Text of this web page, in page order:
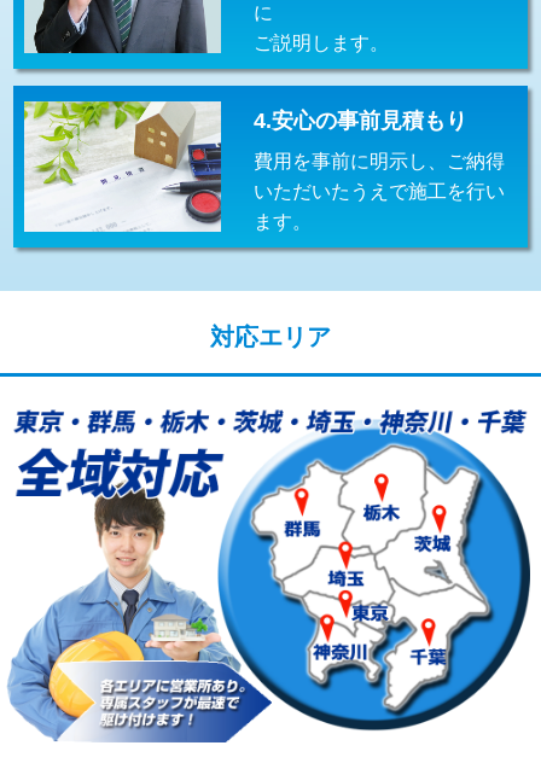
持込商品取付（混合水栓） 16,500円
持込商品取付（浄水器・分岐水栓） 16,500円
給水管工事※（ホール加工) 16,500円
給水管工事※（バンド止め) 3,300円
給水管工事※（支持金具設置)
業)
給水管工事※（塩ビ管（VP・HI）使
用/3ｍまで)
33,000円
給水管工事※（塩ビ管（VP・HI）使
用（追加）/3ｍ超え)
+8,800円
給水管工事※（ライニング鋼管・銅
管・ポリ管・HT管使用/3ｍまで)
44,000円
給水管工事※（ライニング鋼管・銅
管・ポリ管・HT管使用/3ｍ超え)
+8,800円
マス交換（土の掘削・埋め戻し作業） 11,000円~
に
ご説明します。
4.安心の事前見積もり
費用を事前に明示し、ご納得
いただいたうえで施工を行い
ます。
対応エリア